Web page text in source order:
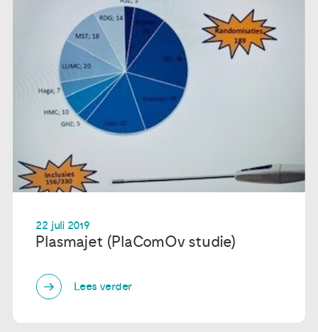
22 juli 2019
Plasmajet (PlaComOv studie)
Lees verder